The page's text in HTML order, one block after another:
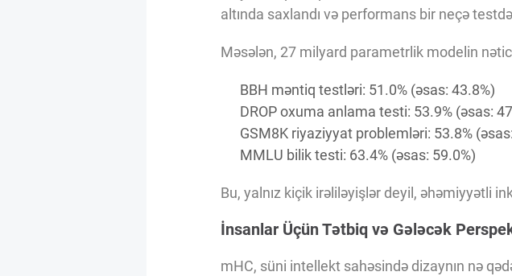
altında saxlandı və performans bir neçə
Məsələn, 27 milyard parametrlik modelin
BBH məntiq testləri: 51.0% (əsas: 43.8%)
DROP oxuma anlama testi: 53.9% (əsas:
GSM8K riyaziyyat problemləri: 53.8%
MMLU bilik testi: 63.4% (əsas: 59.0%)
Bu, yalnız kiçik irəliləyişlər deyil, əhəmiyyətli
İnsanlar Üçün Tətbiq və Gələcək
mHC, süni intellekt sahəsində dizaynın nə